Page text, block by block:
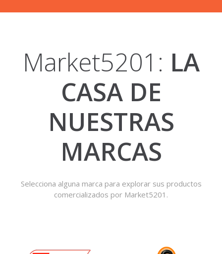
Market5201: LA
CASA DE
NUESTRAS
MARCAS
Selecciona alguna marca para explorar sus productos
comercializados por Market5201.